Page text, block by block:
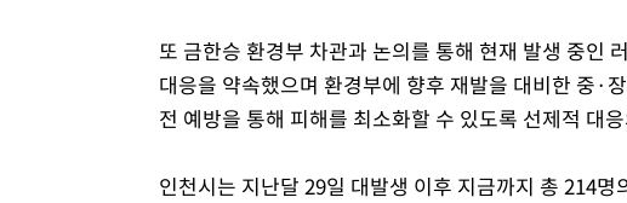
또 금한승 환경부 차관과 논의를 통해 현재 발생 중인
대응을 약속했으며 환경부에 향후 재발을 대비한 중·
전 예방을 통해 피해를 최소화할 수 있도록 선제적 대
인천시는 지난달 29일 대발생 이후 지금까지 총 214